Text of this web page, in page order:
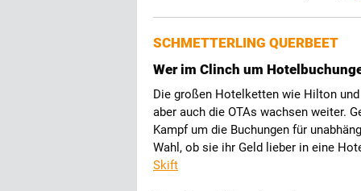
SCHMETTERLING QUERBEET
Wer im Clinch um
Die großen Hotelketten wie Hilton
aber auch die OTAs wachsen weiter.
Kampf um die Buchungen für
Wahl, ob sie ihr Geld lieber in eine
Skift